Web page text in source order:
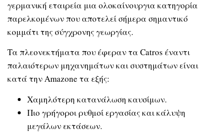
γερμανική εταιρεία μια ολοκαίνουργια κατηγορία
παρελκομένων που αποτελεί σήμερα σημαντικό
κομμάτι της σύγχρονης γεωργίας.
Τα πλεονεκτήματα που έφεραν τα Catros έναντι
παλαιότερων μηχανημάτων και συστημάτων είναι
κατά την Amazone τα εξής:
Χαμηλότερη κατανάλωση καυσίμων.
Πιο γρήγοροι ρυθμοί εργασίας και κάλυψη
μεγάλων εκτάσεων.